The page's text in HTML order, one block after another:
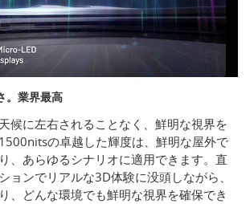
。業界最高
候に左右されることなく、鮮明な視界を
の卓越した輝度は、鮮明な屋外で
、あらゆるシナリオに適用できます。直
ョンでリアルな3D体験に没頭しながら、
、どんな環境でも鮮明な視界を確保でき